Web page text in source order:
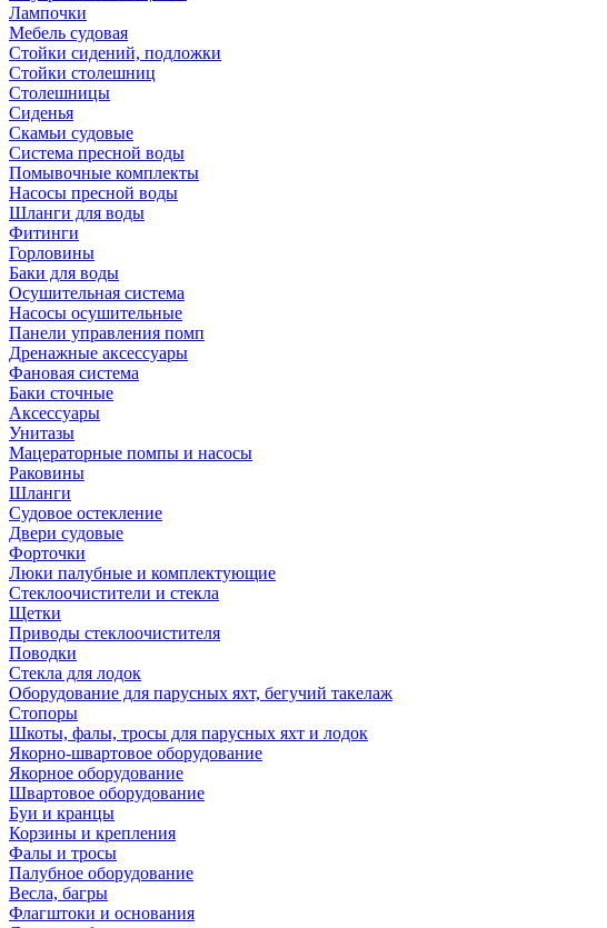
Лампочки
Мебель судовая
Стойки сидений, подложки
Стойки столешниц
Столешницы
Сиденья
Скамьи судовые
Система пресной воды
Помывочные комплекты
Насосы пресной воды
Шланги для воды
Фитинги
Горловины
Баки для воды
Осушительная система
Насосы осушительные
Панели управления помп
Дренажные аксессуары
Фановая система
Баки сточные
Аксессуары
Унитазы
Мацераторные помпы и насосы
Раковины
Шланги
Судовое остекление
Двери судовые
Форточки
Люки палубные и комплектующие
Стеклоочистители и стекла
Щетки
Приводы стеклоочистителя
Поводки
Стекла для лодок
Оборудование для парусных яхт, бегучий такелаж
Стопоры
Шкоты, фалы, тросы для парусных яхт и лодок
Якорно-швартовое оборудование
Якорное оборудование
Швартовое оборудование
Буи и кранцы
Корзины и крепления
Фалы и тросы
Палубное оборудование
Весла, багры
Флагштоки и основания